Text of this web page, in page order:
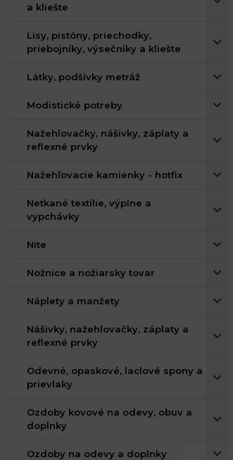
a kliešte
Lisy, pistóny, priechodky,
priebojníky, výsečníky a kliešte
Látky, podšívky metráž
Modistické potreby
Nažehlovačky, nášivky, záplaty a
reflexné prvky
Nažehľovacie kamienky - hotfix
Netkané textílie, výplne a
vypchávky
Nite
Nožnice a nožiarsky tovar
Náplety a manžety
Nášivky, nažehlovačky, záplaty a
reflexné prvky
Odevné, opaskové, laclové spony a
prievlaky
Ozdoby kovové na odevy, obuv a
doplnky
Ozdoby na odevy a doplnky